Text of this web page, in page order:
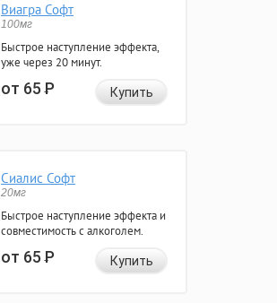
Виагра Софт
100мг
Быстрое наступление эффекта,
уже через 20 минут.
от 65Р Купить
Сиалис Софт
20мг
Быстрое наступление эффекта и
совместимость с алкоголем.
от 65Р Купить